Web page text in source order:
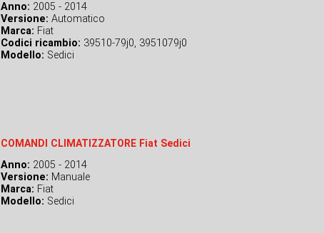
Anno: 2005 - 2014
Versione: Automatico
Marca: Fiat
Codici ricambio: 39510-79j0, 3951079j0
Modello: Sedici
COMANDI CLIMATIZZATORE Fiat Sedici
Anno: 2005 - 2014
Versione: Manuale
Marca: Fiat
Modello: Sedici